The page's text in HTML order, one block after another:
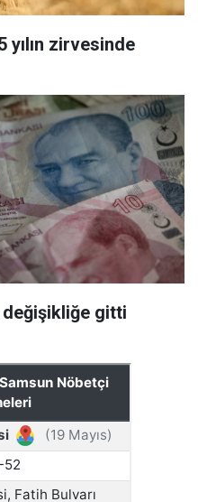
yılın zirvesinde
değişikliğe gitti